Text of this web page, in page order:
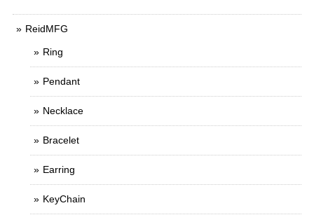
ReidMFG
Ring
Pendant
Necklace
Bracelet
Earring
KeyChain